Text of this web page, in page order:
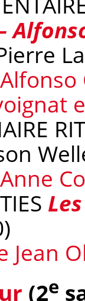
Jean
(2e